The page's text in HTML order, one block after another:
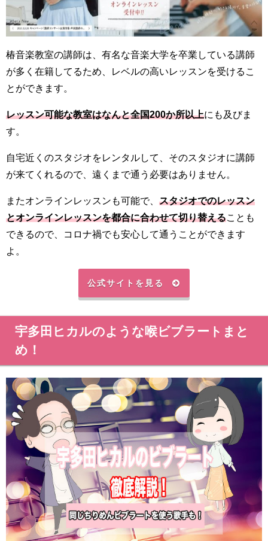
椿音楽教室の講師は、有名な音楽大学を卒業している講師
が多く在籍してるため、レベルの高いレッスンを受けるこ
とができます。
レッスン可能な教室はなんと全国200か所以上にも及びま
す。
自宅近くのスタジオをレンタルして、そのスタジオに講師
が来てくれるので、遠くまで通う必要はありません。
またオンラインレッスンも可能で、 スタジオでのレッスン
とオンラインレッスンを都合に合わせて切り替える ことも
できるので、コロナ禍でも安心して通うことができます
よ。
公式サイトを見る
宇多田ヒカルのような喉ビブラートまと
め！